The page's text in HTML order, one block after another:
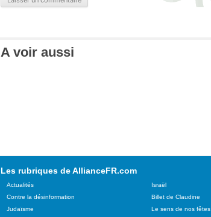
A voir aussi
Les rubriques de AllianceFR.com
Actualités Israël
Contre la désinformation
Billet de Claudine
Judaïsme
Le sens de nos fêtes